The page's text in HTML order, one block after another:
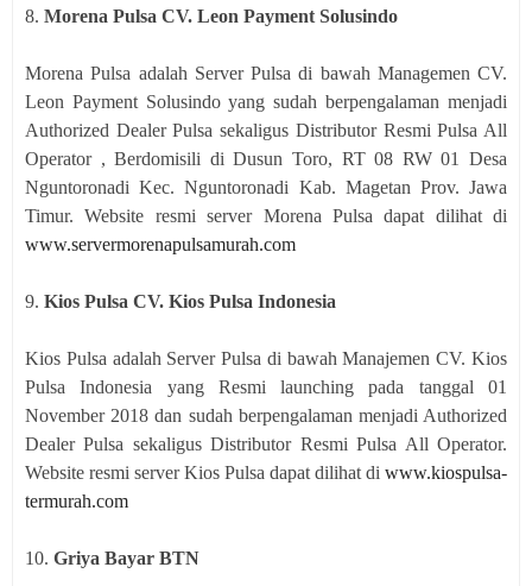
8. Morena Pulsa CV. Leon Payment Solusindo
Morena Pulsa adalah Server Pulsa di bawah Managemen CV.
Leon Payment Solusindo yang sudah berpengalaman menjadi
Authorized Dealer Pulsa sekaligus Distributor Resmi Pulsa All
Operator , Berdomisili di Dusun Toro, RT 08 RW 01 Desa
Nguntoronadi Kec. Nguntoronadi Kab. Magetan Prov. Jawa
Timur. Website resmi server Morena Pulsa dapat dilihat di
www.servermorenapulsamurah.com
9. Kios Pulsa CV. Kios Pulsa Indonesia
Kios Pulsa adalah Server Pulsa di bawah Manajemen CV. Kios
Pulsa Indonesia yang Resmi launching pada tanggal 01
November 2018 dan sudah berpengalaman menjadi Authorized
Dealer Pulsa sekaligus Distributor Resmi Pulsa All Operator.
Website resmi server Kios Pulsa dapat dilihat di www.kiospulsa-
termurah.com
10. Griya Bayar BTN